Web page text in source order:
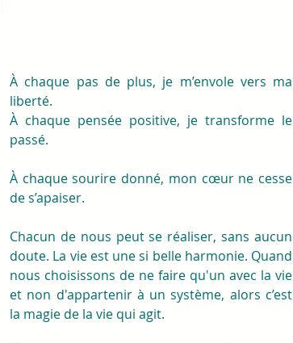
À chaque pas de plus, je m’envole vers ma
liberté.
À chaque pensée positive, je transforme le
passé.
À chaque sourire donné, mon cœur ne cesse
de s’apaiser.
Chacun de nous peut se réaliser, sans aucun
doute. La vie est une si belle harmonie. Quand
nous choisissons de ne faire qu'un avec la vie
et non d'appartenir à un système, alors c’est
la magie de la vie qui agit.